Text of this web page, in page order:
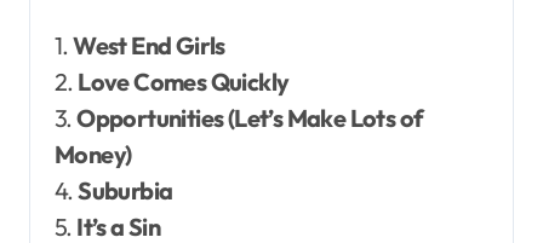
1.West End Girls
2. Love Comes Quickly
3.Opportunities (Let’s Make Lots of
Money)
4.Suburbia
5. It’s a Sin